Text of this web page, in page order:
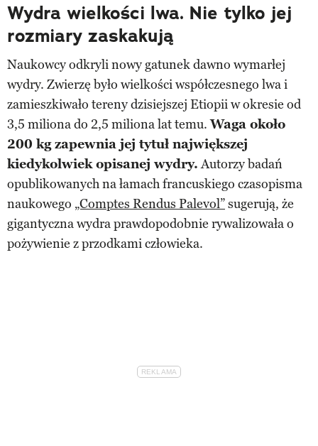
Wydra wielkości lwa. Nie tylko jej
rozmiary zaskakują
Naukowcy odkryli nowy gatunek dawno wymarłej
wydry. Zwierzę było wielkości współczesnego lwa i
zamieszkiwało tereny dzisiejszej Etiopii w okresie od
3,5 miliona do 2,5 miliona lat temu.Waga około
200 kg zapewnia jej tytuł największej
kiedykolwiek opisanej wydry.Autorzy badań
opublikowanych na łamach francuskiego czasopisma
naukowego „Comptes Rendus Palevol”sugerują, że
gigantyczna wydra prawdopodobnie rywalizowała o
pożywienie z przodkami człowieka.